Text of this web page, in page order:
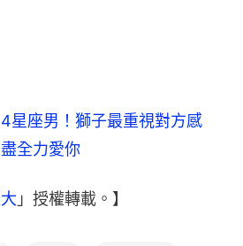
4星座男！獅子最重視對方感
全力愛你
」授權轉載。】